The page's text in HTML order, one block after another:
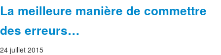
La meilleure manière de commettre
des erreurs…
24 juillet 2015